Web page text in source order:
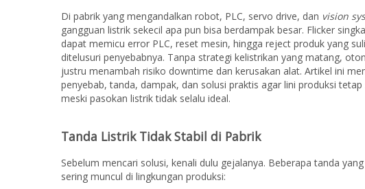
Di pabrik yang mengandalkan robot, PLC, servo drive, dan vision
gangguan listrik sekecil apa pun bisa berdampak besar. Flicker
dapat memicu error PLC, reset mesin, hingga reject produk yang
ditelusuri penyebabnya. Tanpa strategi kelistrikan yang matang,
justru menambah risiko downtime dan kerusakan alat. Artikel ini
penyebab, tanda, dampak, dan solusi praktis agar lini produksi tetap
meski pasokan listrik tidak selalu ideal.
Tanda Listrik Tidak Stabil di Pabrik
Sebelum mencari solusi, kenali dulu gejalanya. Beberapa tanda
sering muncul di lingkungan produksi: